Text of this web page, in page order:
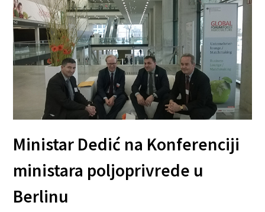
Ministar Dedić na Konferenciji
ministara poljoprivrede u
Berlinu